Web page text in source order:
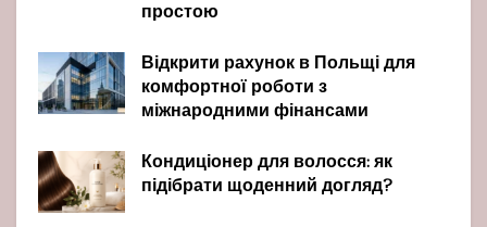
простою
Відкрити рахунок в Польщі для
комфортної роботи з
міжнародними фінансами
Кондиціонер для волосся: як
підібрати щоденний догляд?